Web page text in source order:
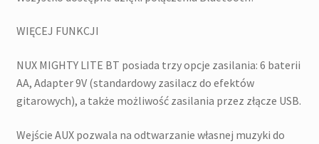
WIĘCEJ FUNKCJI
NUX MIGHTY LITE BT posiada trzy opcje zasilania: 6 baterii
AA, Adapter 9V (standardowy zasilacz do efektów
gitarowych), a także możliwość zasilania przez złącze USB.
Wejście AUX pozwala na odtwarzanie własnej muzyki do